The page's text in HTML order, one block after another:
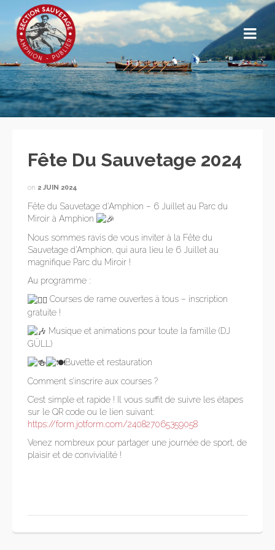
Fête Du Sauvetage 2024
on 2 JUIN 2024
Fête du Sauvetage d’Amphion – 6 Juillet au Parc du
Miroir à Amphion
Nous sommes ravis de vous inviter à la Fête du
Sauvetage d’Amphion, qui aura lieu le 6 Juillet au
magnifique Parc du Miroir !
Au programme :
Courses de rame ouvertes à tous – inscription
gratuite !
Musique et animations pour toute la famille (DJ
GÜLL)
Buvette et restauration
Comment s’inscrire aux courses ?
C’est simple et rapide ! Il vous suffit de suivre les étapes
sur le QR code ou le lien suivant:
https://form.jotform.com/240827065359058
Venez nombreux pour partager une journée de sport, de
plaisir et de convivialité !